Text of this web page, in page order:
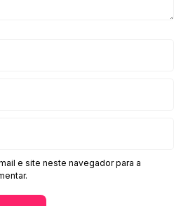
e site neste navegador para a